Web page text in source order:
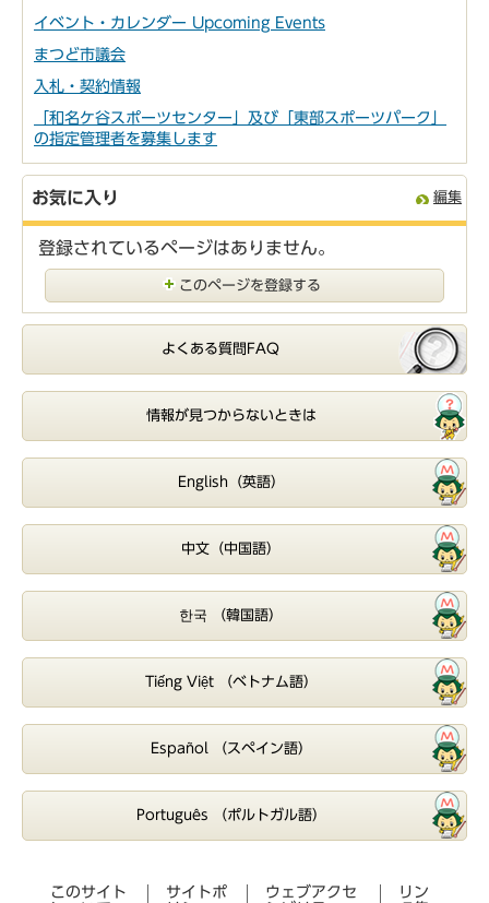
イベント・カレンダー Upcoming Events
まつど市議会
入札・契約情報
「和名ケ谷スポーツセンター」及び「東部スポーツパーク」
の指定管理者を募集します
お気に入り 編集
登録されているページはありません。
このページを登録する
よくある質問FAQ
情報が見つからないときは
English（英語）
中文（中国語）
한국 （韓国語）
Tiếng Việt （ベトナム語）
Español （スペイン語）
Português （ポルトガル語）
このサイト
サイトポ
ウェブアクセ
リン